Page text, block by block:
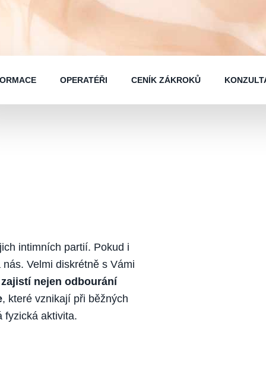
OPERATÉŘI CENÍK ZÁKROKŮ
intimních partií. Pokud i
Velmi diskrétně s Vámi
nejen odbourání
, které vznikají při běžných
fyzická aktivita.